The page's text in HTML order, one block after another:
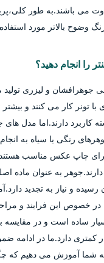
می باشند.به طور
وضوح بالاتر مورد
را انجام دهید؟
جوهرافشان و لیزری
با تونر کار می کنند و
کاربرد دارند.اما مدل
رنگی یا سیاه به
برای چاپ عکس مناسب
به عنوان ماده
رسیده و نیاز به تجدید
در خصوص این فرایند و
ساده است و در مقایسه با
کمتری دارد.ما در ادامه
شما آموزش می دهیم که